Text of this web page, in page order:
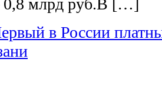
0,8 млрд руб.В […]
в России